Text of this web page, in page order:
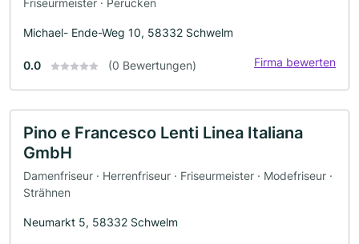
Michael- Ende-Weg 10, 58332 Schwelm
0.0 (0 Bewertungen) Firma bewerten
Pino e Francesco Lenti Linea Italiana
GmbH
Damenfriseur · Herrenfriseur · Friseurmeister · Modefriseur ·
Strähnen
Neumarkt 5, 58332 Schwelm